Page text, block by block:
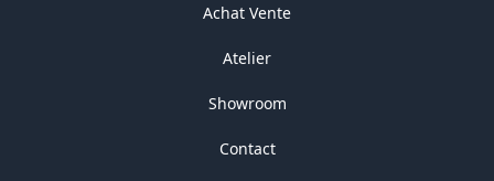
Achat Vente
Atelier
Showroom
Contact